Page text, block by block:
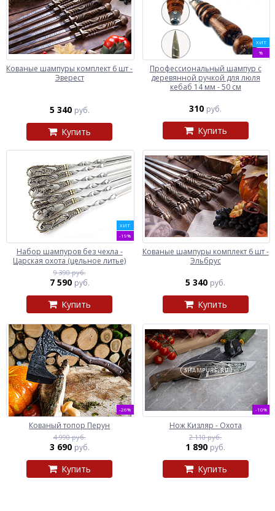
Кованые шампуры комплект 6 шт -
Эверест
5 340 руб.
Купить
ХИТ
%
Профессиональный шампур с
деревянной ручкой для люля
кебаб 14 мм - 50 см
310 руб.
Купить
ХИТ
-19%
Набор шампуров без чехла -
Царская охота (цельное литье)
9 390 руб.
7 590 руб.
Купить
Кованые шампуры комплект 6 шт -
Эльбрус
5 340 руб.
Купить
-26%
Кованый топор Перун
4 990 руб.
3 690 руб.
Купить
-10%
Нож Кизляр - Охота
2 110 руб.
1 890 руб.
Купить